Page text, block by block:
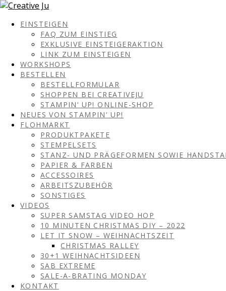
EINSTEIGEN
FAQ ZUM EINSTIEG
EXKLUSIVE EINSTEIGERAKTION
LINK ZUM EINSTEIGEN
WORKSHOPS
BESTELLEN
BESTELLFORMULAR
SHOPPEN BEI CREATIVEJU
STAMPIN‘ UP! ONLINE-SHOP
NEUES VON STAMPIN‘ UP!
FLOHMARKT
PRODUKTPAKETE
STEMPELSETS
STANZ- UND PRÄGEFORMEN SOWIE
PAPIER & FARBEN
ACCESSOIRES
ARBEITSZUBEHÖR
SONSTIGES
VIDEOS
SUPER SAMSTAG VIDEO HOP
10 MINUTEN CHRISTMAS DIY – 2022
LET IT SNOW – WEIHNACHTSZEIT
CHRISTMAS RALLEY
30+1 WEIHNACHTSIDEEN
SAB EXTREME
SALE-A-BRATING MONDAY
KONTAKT